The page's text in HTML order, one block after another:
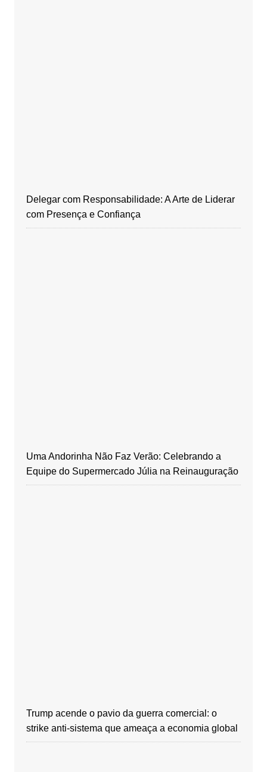
Delegar com Responsabilidade: A Arte de Liderar
com Presença e Confiança
Uma Andorinha Não Faz Verão: Celebrando a
Equipe do Supermercado Júlia na Reinauguração
Trump acende o pavio da guerra comercial: o
strike anti-sistema que ameaça a economia global